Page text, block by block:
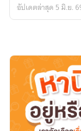
อัปเดตล่าสุด 5 มิ.ย.